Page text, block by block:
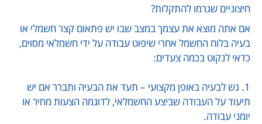
חיצוניים שגרמו להתקלות?
אם אתה מוצא את עצמך במצב שבו יש פתאום קצר חשמלי או
בעיה בלוח החשמל אחרי שיפוט עבודה על ידי חשמלאי מסוים,
כדאי לנקוט בכמה צעדים:
1. גש לבעיה באופן מקצועי – תעד את הבעיה ותברר אם יש
תיעוד על העבודה שביצע החשמלאי, לדוגמה הצעות מחיר או
יומני עבודה.